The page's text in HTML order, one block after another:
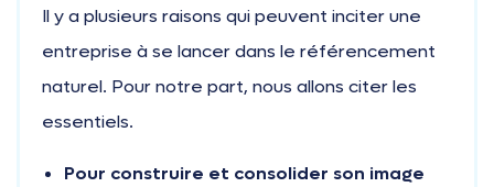
Il y a plusieurs raisons qui peuvent inciter une
entreprise à se lancer dans le référencement
naturel. Pour notre part, nous allons citer les
essentiels.
Pour construire et consolider son image